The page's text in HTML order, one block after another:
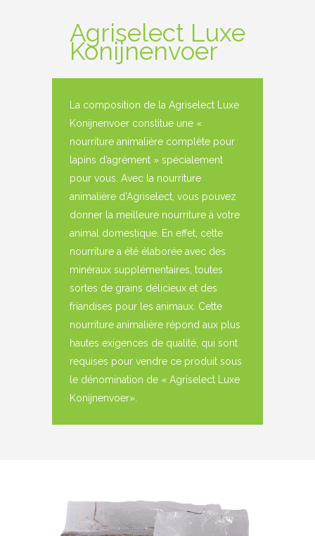
Agriselect Luxe
Konijnenvoer
La composition de la Agriselect Luxe
Konijnenvoer constitue une «
nourriture animalière complète pour
lapins d’agrément » spécialement
pour vous. Avec la nourriture
animalière d’Agriselect, vous pouvez
donner la meilleure nourriture à votre
animal domestique. En effet, cette
nourriture a été élaborée avec des
minéraux supplémentaires, toutes
sortes de grains délicieux et des
friandises pour les animaux. Cette
nourriture animalière répond aux plus
hautes exigences de qualité, qui sont
requises pour vendre ce produit sous
le dénomination de « Agriselect Luxe
Konijnenvoer».